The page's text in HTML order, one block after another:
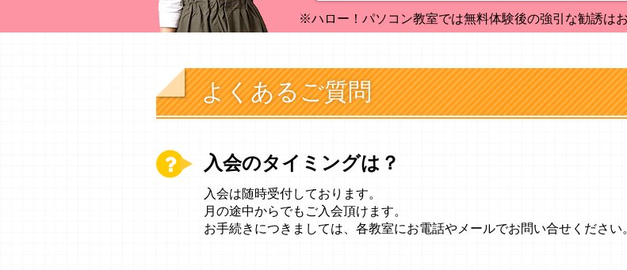
※ハロー！パソコン教室では無料体験後の強引な勧誘は
よくあるご質問
入会のタイミングは？
入会は随時受付しております。
月の途中からでもご入会頂けます。
お手続きにつきましては、各教室にお電話やメールでお問い合せください